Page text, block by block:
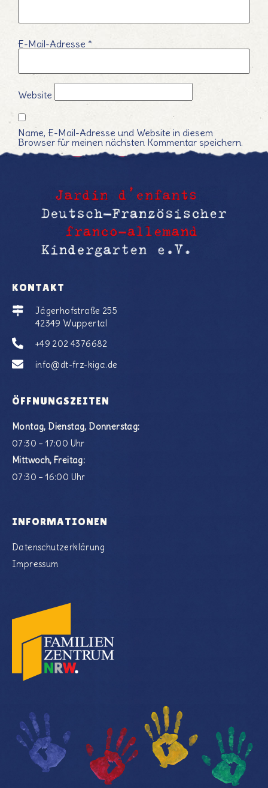
E-Mail-Adresse *
Website
Name, E-Mail-Adresse und Website in diesem
Browser für meinen nächsten Kommentar speichern.
KONTAKT
Jägerhofstraße 255
42349 Wuppertal
+49 202 4376682
info@dt-frz-kiga.de
ÖFFNUNGSZEITEN
Montag, Dienstag, Donnerstag:
07:30 – 17:00 Uhr
Mittwoch, Freitag:
07:30 – 16:00 Uhr
INFORMATIONEN
Datenschutzerklärung
Impressum